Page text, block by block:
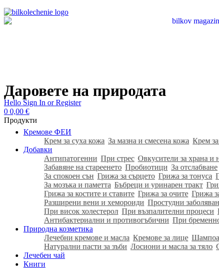
Даровете на природата
Hello Sign In or Register
0 0,00 €
Продукти
Кремове ФЕИ
Крем за суха кожа За мазна и смесена кожа Крем
Добавки
Антипатогенни При стрес Овкусители за храна и
Забавяне на стареенето Пробиотици За отслабване
За спокоен сън Грижа за сърцето Грижа за тонуса
За мозъка и паметта Бъбреци и уринарен тракт
Грижа за костите и ставите Грижа за очите Грижа
Разширени вени и хемороиди Простудни
При висок холестерол При възпалителни процеси
Антибактериални и противогъбични При
Природна козметика
Лечебни кремове и масла Кремове за лице
Натурални пасти за зъби Лосиони и масла за тяло
Лечебен чай
Книги